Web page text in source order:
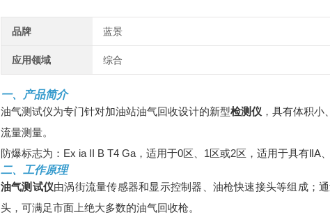
品牌 蓝景
应用领域 综合
一、产品简介
油气测试仪为专门针对加油站油气回收设计的新型检测仪 ，具有体积
流量测量。
防爆标志为：Ex ia II B T4 Ga，适用于0区、1区或2区，适用于具有
二、工作原理
油气测试仪由涡街流量传感器和显示控制器、油枪快速接头等组成；
头，可满足市面上绝大多数的油气回收枪。